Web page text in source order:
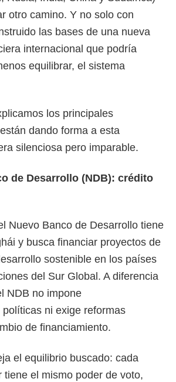
otro camino. Y no solo con
las bases de una nueva
internacional que podría
equilibrar, el sistema
los principales
dando forma a esta
silenciosa pero imparable.
de Desarrollo (NDB): crédito
Nuevo Banco de Desarrollo tiene
y busca financiar proyectos de
sostenible en los países
del Sur Global. A diferencia
NDB no impone
ni exige reformas
de financiamiento.
el equilibrio buscado: cada
tiene el mismo poder de voto,